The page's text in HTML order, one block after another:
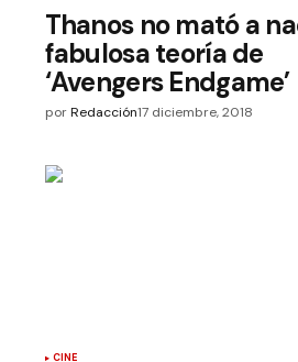
Thanos no mató a
fabulosa teoría de
‘Avengers Endgame’
por Redacción17 diciembre, 2018
CINE